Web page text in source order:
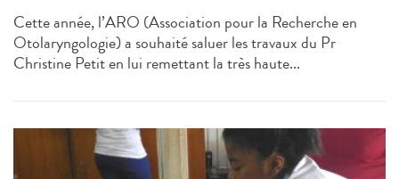
Cette année, l’ARO (Association pour la Recherche en
Otolaryngologie) a souhaité saluer les travaux du Pr
Christine Petit en lui remettant la très haute...